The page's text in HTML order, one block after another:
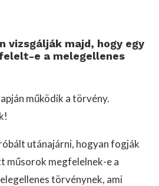
vizsgálják majd, hogy egy
e a melegellenes
működik a törvény.
utánajárni, hogyan fogják
műsorok megfelelnek-e a
törvénynek, ami